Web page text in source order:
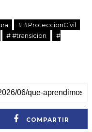
# #ProteccionCivil
# #transicion
#
COMPARTIR